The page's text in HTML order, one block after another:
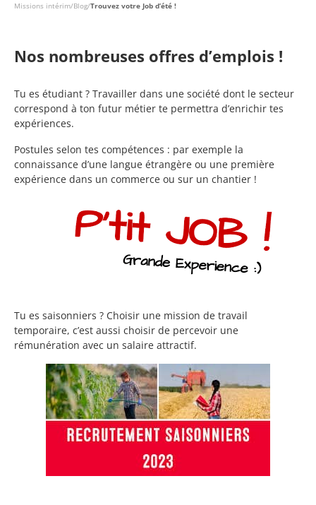
Missions intérim/Blog/Trouvez votre Job d’été !
Nos nombreuses offres d’emplois !
Tu es étudiant ? Travailler dans une société dont le secteur
correspond à ton futur métier te permettra d’enrichir tes
expériences.
Postules selon tes compétences : par exemple la
connaissance d’une langue étrangère ou une première
expérience dans un commerce ou sur un chantier !
Tu es saisonniers ? Choisir une mission de travail
temporaire, c’est aussi choisir de percevoir une
rémunération avec un salaire attractif.